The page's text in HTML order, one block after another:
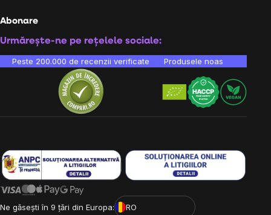
Abonare
Urmărește-ne pe rețelele sociale:
Peste 200.000 de recenzii verificate Produsele noastre sunt
Ne găsești în 9 țări din Europa:
RO